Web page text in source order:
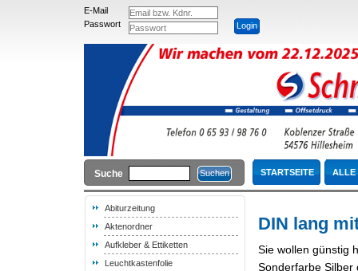
E-Mail
Passwort
Suche STARTSEITE ALLE
Abiturzeitung
Aktenordner
Aufkleber & Ettiketten
Leuchtkastenfolie
DIN lang
Sie wollen günstig
Sonderfarbe Silber